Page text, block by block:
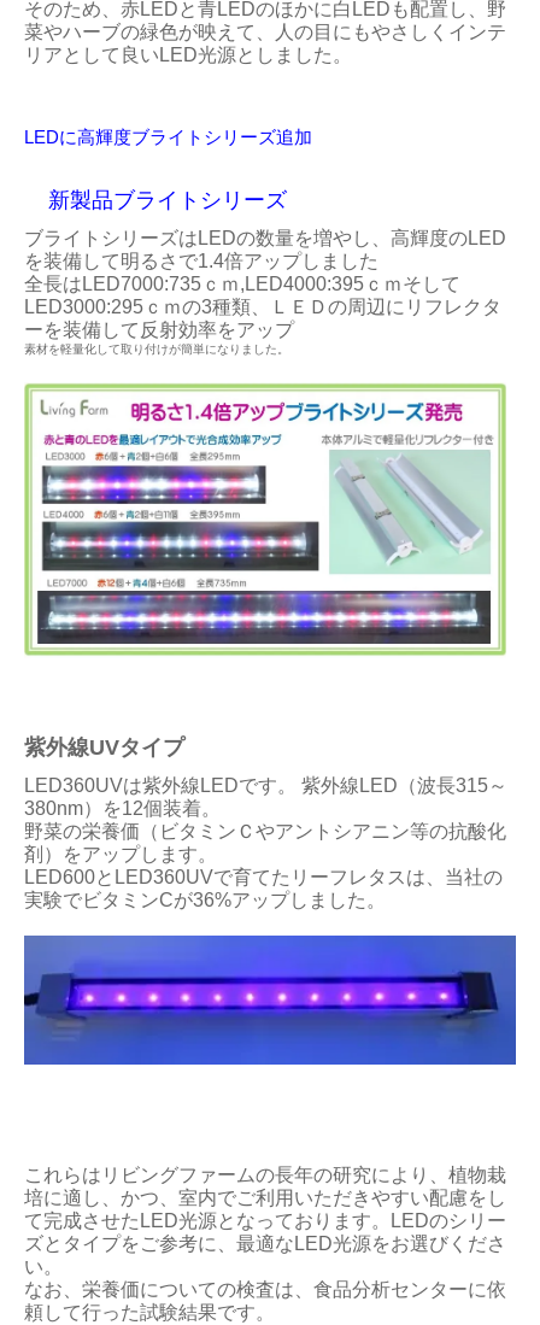
そのため、赤LEDと青LEDのほかに白LEDも配置し、野
菜やハーブの緑色が映えて、人の目にもやさしくインテ
リアとして良いLED光源としました。
LEDに高輝度ブライトシリーズ追加
新製品ブライトシリーズ
ブライトシリーズはLEDの数量を増やし、高輝度のLED
を装備して明るさで1.4倍アップしました
全長はLED7000:735ｃｍ,LED4000:395ｃｍそして
LED3000:295ｃｍの3種類、ＬＥＤの周辺にリフレクタ
ーを装備して反射効率をアップ
素材を軽量化して取り付けが簡単になりました。
紫外線UVタイプ
LED360UVは紫外線LEDです。 紫外線LED（波長315～
380nm）を12個装着。
野菜の栄養価（ビタミンＣやアントシアニン等の抗酸化
剤）をアップします。
LED600とLED360UVで育てたリーフレタスは、当社の
実験でビタミンCが36%アップしました。
これらはリビングファームの長年の研究により、植物栽
培に適し、かつ、室内でご利用いただきやすい配慮をし
て完成させたLED光源となっております。LEDのシリー
ズとタイプをご参考に、最適なLED光源をお選びくださ
い。
なお、栄養価についての検査は、食品分析センターに依
頼して行った試験結果です。